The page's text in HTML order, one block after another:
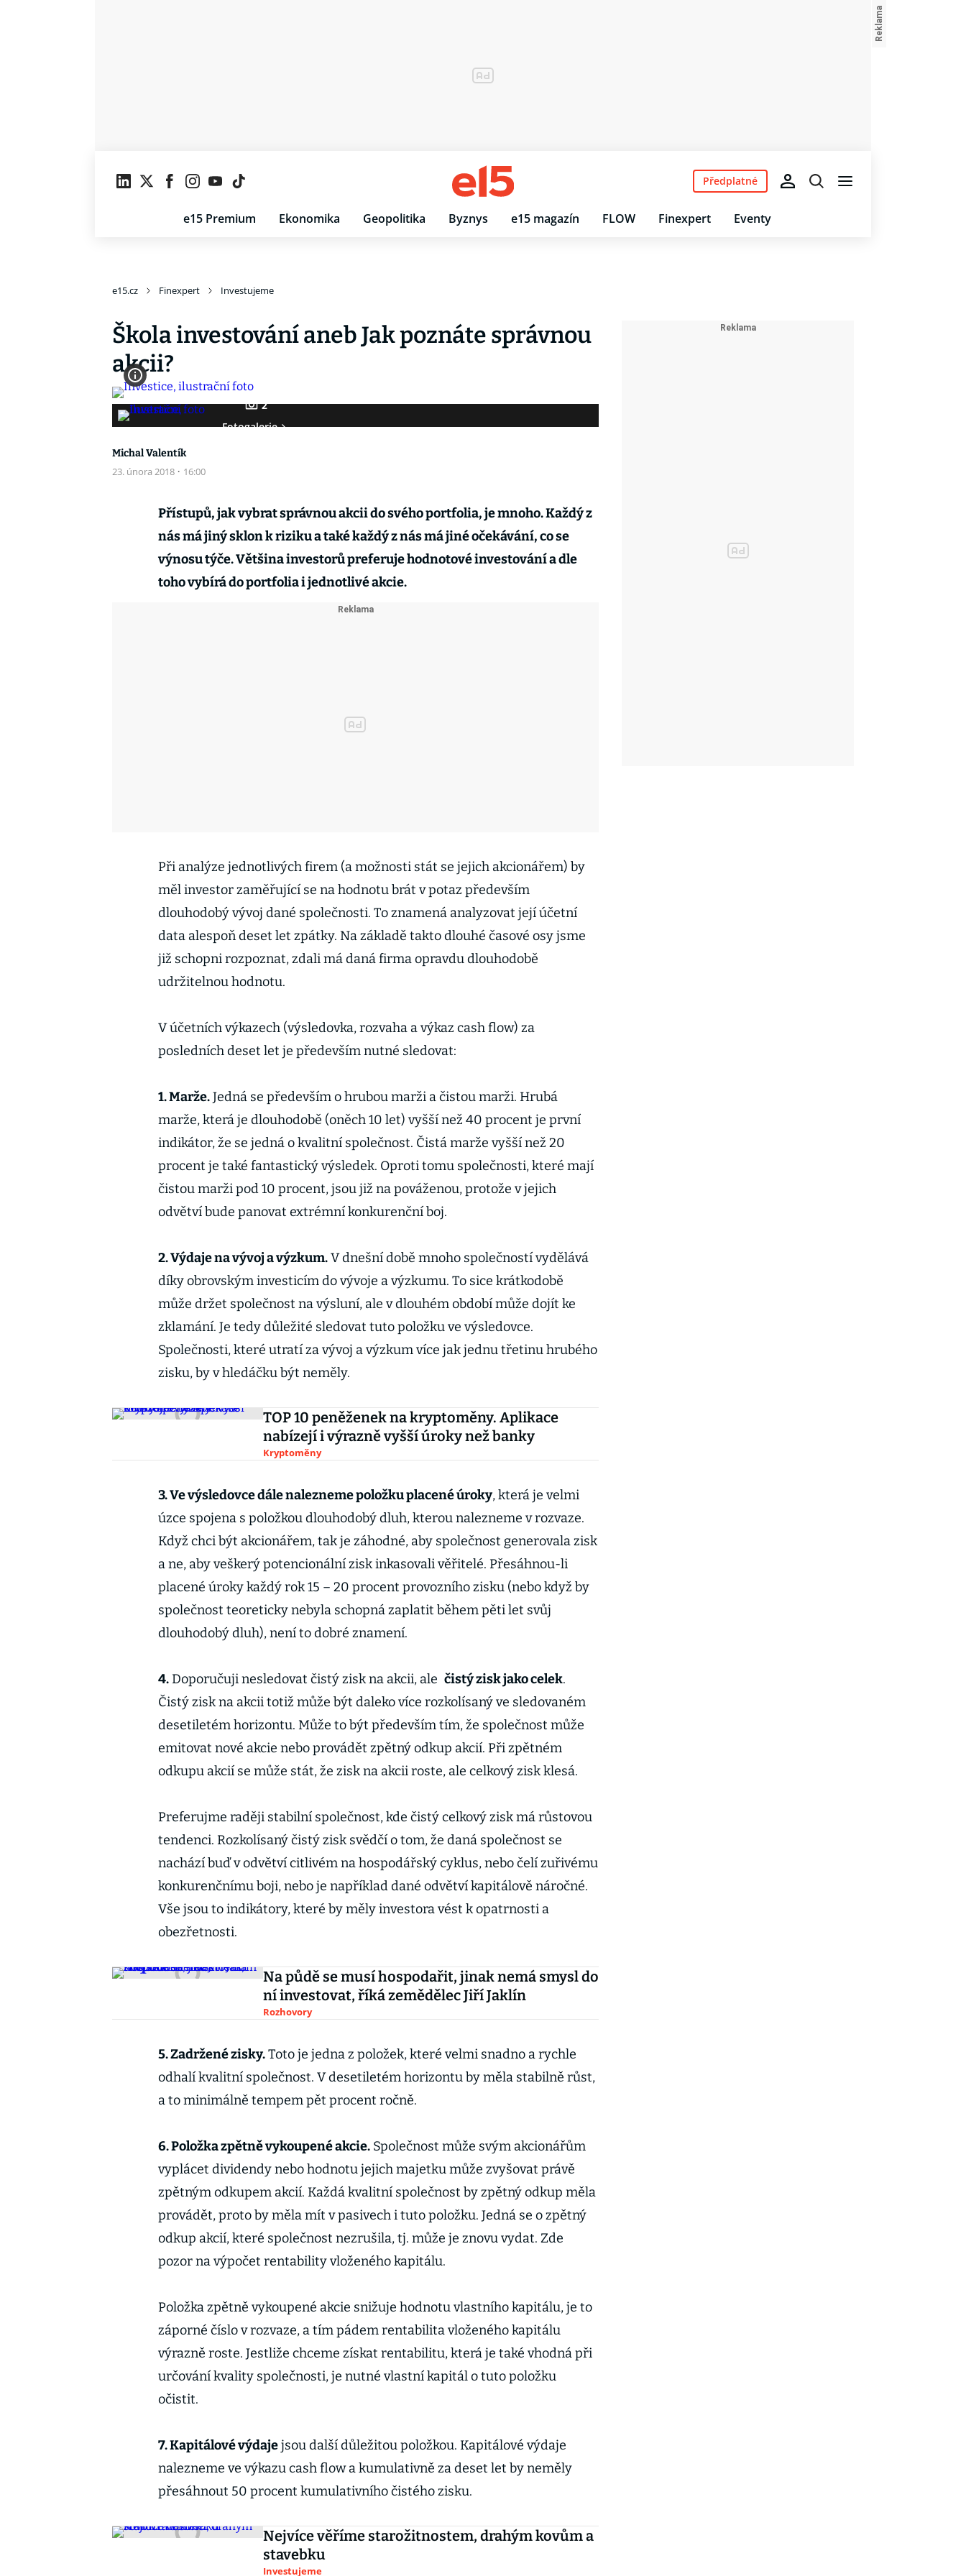
e15 Premium Ekonomika Geopolitika Byznys e15 magazín FLOW Finexpert Eventy
Předplatné
e15.cz Finexpert Investujeme
Škola investování aneb Jak poznáte správnou
akcii?
2
Fotogalerie
Michal Valentík
23. února 2018 · 16:00
Přístupů, jak vybrat správnou akcii do svého portfolia, je mnoho. Každý z
nás má jiný sklon k riziku a také každý z nás má jiné očekávání, co se
výnosu týče. Většina investorů preferuje hodnotové investování a dle
toho vybírá do portfolia i jednotlivé akcie.
Při analýze jednotlivých firem (a možnosti stát se jejich akcionářem) by
měl investor zaměřující se na hodnotu brát v potaz především
dlouhodobý vývoj dané společnosti. To znamená analyzovat její účetní
data alespoň deset let zpátky. Na základě takto dlouhé časové osy jsme
již schopni rozpoznat, zdali má daná firma opravdu dlouhodobě
udržitelnou hodnotu.
V účetních výkazech (výsledovka, rozvaha a výkaz cash flow) za
posledních deset let je především nutné sledovat:
1. Marže.Jedná se především o hrubou marži a čistou marži. Hrubá
marže, která je dlouhodobě (oněch 10 let) vyšší než 40 procent je první
indikátor, že se jedná o kvalitní společnost. Čistá marže vyšší než 20
procent je také fantastický výsledek. Oproti tomu společnosti, které mají
čistou marži pod 10 procent, jsou již na pováženou, protože v jejich
odvětví bude panovat extrémní konkurenční boj.
2. Výdaje na vývoj a výzkum.V dnešní době mnoho společností vydělává
díky obrovským investicím do vývoje a výzkumu. To sice krátkodobě
může držet společnost na výsluní, ale v dlouhém období může dojít ke
zklamání. Je tedy důležité sledovat tuto položku ve výsledovce.
Společnosti, které utratí za vývoj a výzkum více jak jednu třetinu hrubého
zisku, by v hledáčku být neměly.
TOP 10 peněženek na kryptoměny. Aplikace
nabízejí i výrazně vyšší úroky než banky
Kryptoměny
3. Ve výsledovce dále nalezneme položku placené úroky, která je velmi
úzce spojena s položkou dlouhodobý dluh, kterou nalezneme v rozvaze.
Když chci být akcionářem, tak je záhodné, aby společnost generovala zisk
a ne, aby veškerý potencionální zisk inkasovali věřitelé. Přesáhnou-li
placené úroky každý rok 15 – 20 procent provozního zisku (nebo když by
společnost teoreticky nebyla schopná zaplatit během pěti let svůj
dlouhodobý dluh), není to dobré znamení.
4.Doporučuji nesledovat čistý zisk na akcii, ale čistý zisk jako celek.
Čistý zisk na akcii totiž může být daleko více rozkolísaný ve sledovaném
desetiletém horizontu. Může to být především tím, že společnost může
emitovat nové akcie nebo provádět zpětný odkup akcií. Při zpětném
odkupu akcií se může stát, že zisk na akcii roste, ale celkový zisk klesá.
Preferujme raději stabilní společnost, kde čistý celkový zisk má růstovou
tendenci. Rozkolísaný čistý zisk svědčí o tom, že daná společnost se
nachází buď v odvětví citlivém na hospodářský cyklus, nebo čelí zuřivému
konkurenčnímu boji, nebo je například dané odvětví kapitálově náročné.
Vše jsou to indikátory, které by měly investora vést k opatrnosti a
obezřetnosti.
Na půdě se musí hospodařit, jinak nemá smysl do
ní investovat, říká zemědělec Jiří Jaklín
Rozhovory
5. Zadržené zisky.Toto je jedna z položek, které velmi snadno a rychle
odhalí kvalitní společnost. V desetiletém horizontu by měla stabilně růst,
a to minimálně tempem pět procent ročně.
6. Položka zpětně vykoupené akcie. Společnost může svým akcionářům
vyplácet dividendy nebo hodnotu jejich majetku může zvyšovat právě
zpětným odkupem akcií. Každá kvalitní společnost by zpětný odkup měla
provádět, proto by měla mít v pasivech i tuto položku. Jedná se o zpětný
odkup akcií, které společnost nezrušila, tj. může je znovu vydat. Zde
pozor na výpočet rentability vloženého kapitálu.
Položka zpětně vykoupené akcie snižuje hodnotu vlastního kapitálu, je to
záporné číslo v rozvaze, a tím pádem rentabilita vloženého kapitálu
výrazně roste. Jestliže chceme získat rentabilitu, která je také vhodná při
určování kvality společnosti, je nutné vlastní kapitál o tuto položku
očistit.
7. Kapitálové výdajejsou další důležitou položkou. Kapitálové výdaje
nalezneme ve výkazu cash flow a kumulativně za deset let by neměly
přesáhnout 50 procent kumulativního čistého zisku.
Nejvíce věříme starožitnostem, drahým kovům a
stavebku
Investujeme